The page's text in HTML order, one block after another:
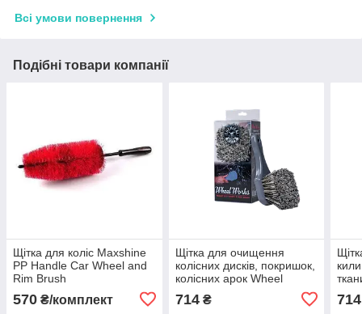
Всі умови повернення
Подібні товари компанії
Щітка для коліс Maxshine
PP Handle Car Wheel and
Rim Brush
570 ₴/комплект
Щітка для очищення
колісних дисків, покришок,
колісних арок Wheel
Works Medium Duty Wheel
& Body Brush
714₴ 714